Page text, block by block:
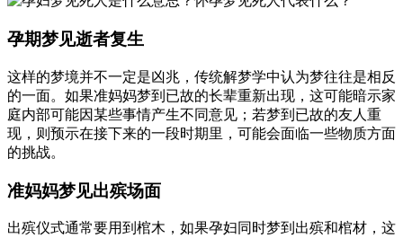
孕期梦见逝者复生
这样的梦境并不一定是凶兆，传统解梦学中认为梦往往是相反
的一面。如果准妈妈梦到已故的长辈重新出现，这可能暗示家
庭内部可能因某些事情产生不同意见；若梦到已故的友人重
现，则预示在接下来的一段时期里，可能会面临一些物质方面
的挑战。
准妈妈梦见出殡场面
出殡仪式通常要用到棺木，如果孕妇同时梦到出殡和棺材，这